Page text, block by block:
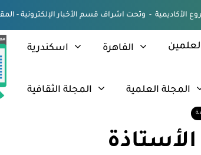
اسكندرية القاهرة
المجلة الثقافية المجلة العلمية